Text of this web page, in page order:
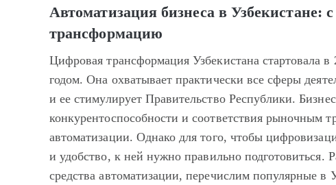
Автоматизация бизнеса в Узбекистане:
трансформацию
Цифровая трансформация Узбекистана стартовала
годом. Она охватывает практически все сферы
и ее стимулирует Правительство Республики.
конкурентоспособности и соответствия рыночным
автоматизации. Однако для того, чтобы
и удобство, к ней нужно правильно подготовиться.
средства автоматизации, перечислим популярные в